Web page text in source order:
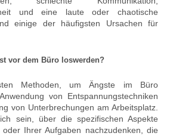
und eine laute oder chaotische
einige der häufigsten Ursachen für
vor dem Büro loswerden?
Methoden, um Ängste im Büro
von Entspannungstechniken
von Unterbrechungen am Arbeitsplatz.
sein, über die spezifischen Aspekte
oder Ihrer Aufgaben nachzudenken, die